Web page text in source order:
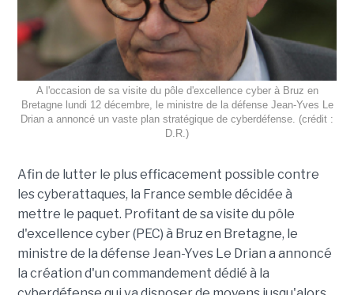
A l'occasion de sa visite du pôle d'excellence cyber à Bruz en
Bretagne lundi 12 décembre, le ministre de la défense Jean-Yves Le
Drian a annoncé un vaste plan stratégique de cyberdéfense. (crédit :
D.R.)
Afin de lutter le plus efficacement possible contre
les cyberattaques, la France semble décidée à
mettre le paquet. Profitant de sa visite du pôle
d'excellence cyber (PEC) à Bruz en Bretagne, le
ministre de la défense Jean-Yves Le Drian a annoncé
la création d'un commandement dédié à la